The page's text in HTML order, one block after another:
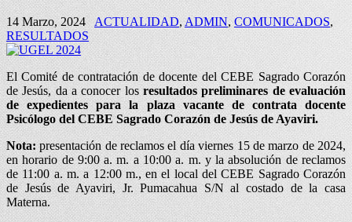
14 Marzo, 2024 ACTUALIDAD,ADMIN,COMUNICADOS,
RESULTADOS
El Comité de contratación de docente del CEBE Sagrado Corazón
de Jesús, da a conocer losresultados preliminares de evaluación
de expedientes para la plaza vacante de contrata docente
Psicólogo del CEBE Sagrado Corazón de Jesús de Ayaviri.
Nota:presentación de reclamos el día viernes 15 de marzo de 2024,
en horario de 9:00 a. m. a 10:00 a. m. y la absolución de reclamos
de 11:00 a. m. a 12:00 m., en el local del CEBE Sagrado Corazón
de Jesús de Ayaviri, Jr. Pumacahua S/N al costado de la casa
Materna.